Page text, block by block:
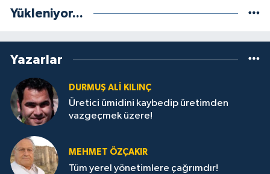
Yükleniyor...
Yazarlar
DURMUŞ ALI KILINÇ
Üretici ümidini kaybedip üretimden
vazgeçmek üzere!
MEHMET ÖZÇAKIR
Tüm yerel yönetimlere çağrımdır!